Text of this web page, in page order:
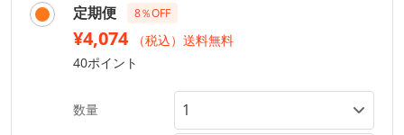
定期便 8％OFF
¥4,074
（税込）送料無料
40ポイント
数量